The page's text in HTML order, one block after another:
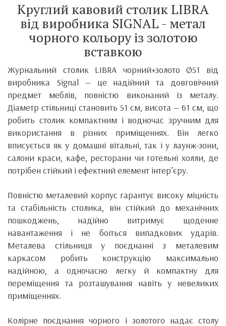
Круглий кавовий столик LIBRA
від виробника SIGNAL - метал
чорного кольору із золотою
вставкою
Журнальний столик LIBRA чорний+золото Ø51 від
виробника Signal — це надійний та довговічний
предмет меблів, повністю виконаний із металу.
Діаметр стільниці становить 51 см, висота — 61 см, що
робить столик компактним і водночас зручним для
використання в різних приміщеннях. Він легко
вписується як у домашні вітальні, так і у лаунж-зони,
салони краси, кафе, ресторани чи готельні холли, де
потрібен стійкий і ефектний елемент інтер’єру.
Повністю металевий корпус гарантує високу міцність
та стабільність столика, він стійкий до механічних
пошкоджень, надійно витримує щоденне
навантаження і не боїться випадкових ударів.
Металева стільниця у поєднанні з металевим
каркасом робить конструкцію максимально
надійною, а одночасно легку й компактну для
переміщення та розташування навіть у невеликих
приміщеннях.
Колірне поєднання чорного і золотого надає столу